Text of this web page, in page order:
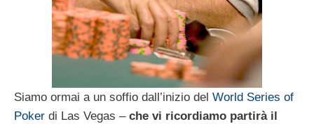
Siamo ormai a un soffio dall’inizio del World Series of
Poker di Las Vegas – che vi ricordiamo partirà il